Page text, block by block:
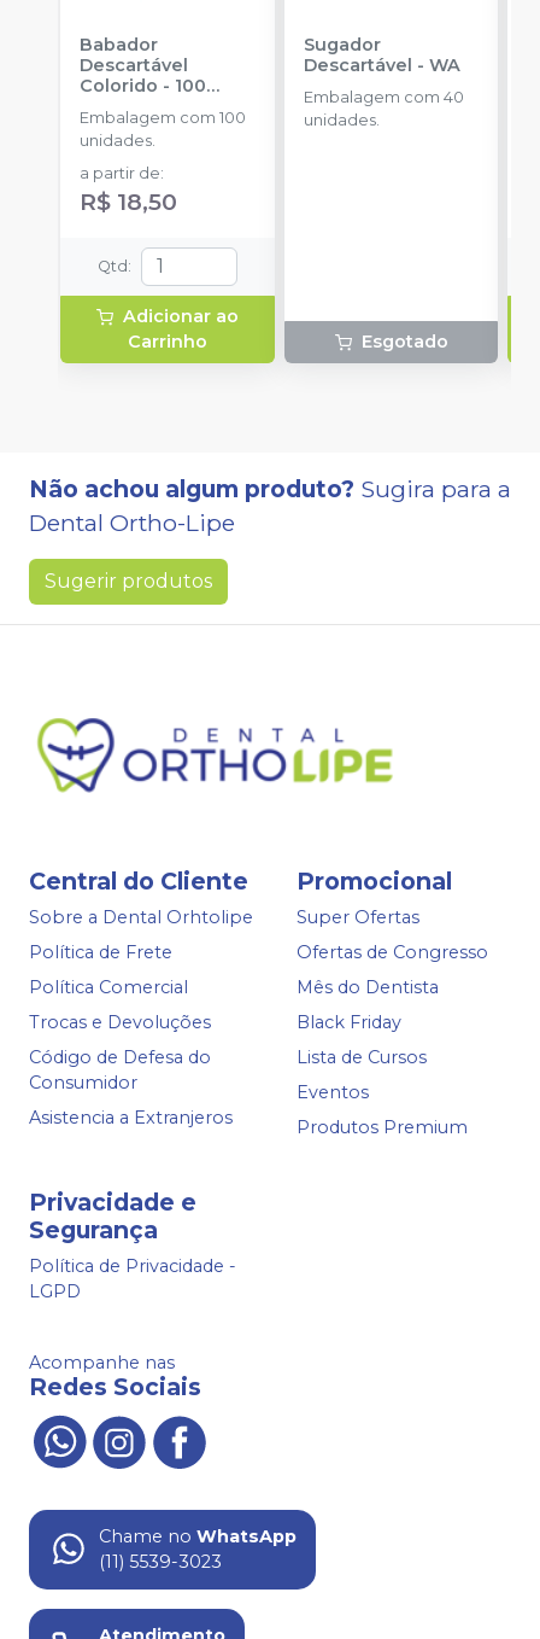
Babador
Descartável
Colorido - 100
unidades
MAXCLEAN
Embalagem com 100
unidades.
a partir de:
R$ 18,50
Qtd :
Adicionar ao
Carrinho
Sugador
Descartável - WA
Embalagem com 40
unidades.
Esgotado
Não achou algum produto? Sugira para a
Dental Ortho-Lipe
Sugerir produtos
Central do Cliente
Sobre a Dental Orhtolipe
Política de Frete
Política Comercial
Trocas e Devoluções
Código de Defesa do
Consumidor
Asistencia a Extranjeros
Promocional
Super Ofertas
Ofertas de Congresso
Mês do Dentista
Black Friday
Lista de Cursos
Eventos
Produtos Premium
Privacidade e
Segurança
Política de Privacidade -
LGPD
Acompanhe nas
Redes Sociais
Chame no WhatsApp
(11) 5539-3023